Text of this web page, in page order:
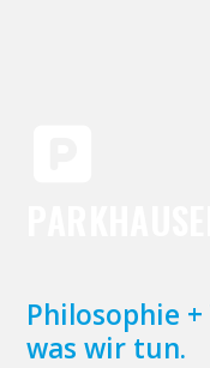
Philosophie
was wir tun.